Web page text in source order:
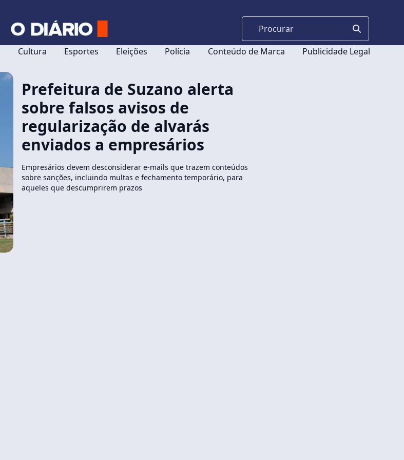
Cultura Esportes Eleições Polícia Conteúdo de Marca Publicidade Legal
Prefeitura de Suzano alerta
sobre falsos avisos de
regularização de alvarás
enviados a empresários
Empresários devem desconsiderar e-mails que trazem conteúdos
sobre sanções, incluindo multas e fechamento temporário, para
aqueles que descumprirem prazos